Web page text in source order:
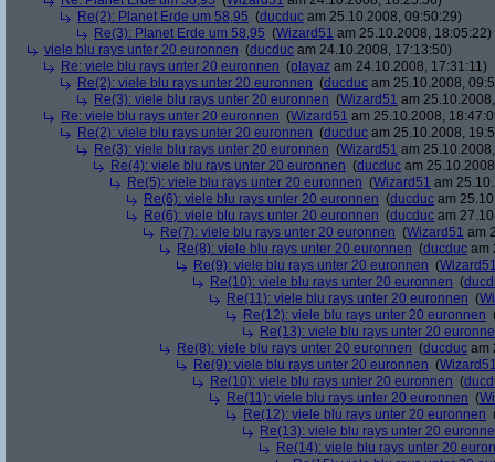
Re(2): Planet Erde um 58,95 (ducduc am 25.10.2008, 09:50:29)
Re(3): Planet Erde um 58,95 (Wizard51 am 25.10.2008, 18:05:22)
viele blu rays unter 20 euronnen (ducduc am 24.10.2008, 17:13:50)
Re: viele blu rays unter 20 euronnen (playaz am 24.10.2008, 17:31:11)
Re(2): viele blu rays unter 20 euronnen (ducduc am 25.10.2008,
Re(3): viele blu rays unter 20 euronnen (Wizard51 am
Re: viele blu rays unter 20 euronnen (Wizard51 am 25.10.2008,
Re(2): viele blu rays unter 20 euronnen (ducduc am 25.10.2008,
Re(3): viele blu rays unter 20 euronnen (Wizard51 am
Re(4): viele blu rays unter 20 euronnen (ducduc am
Re(5): viele blu rays unter 20 euronnen (Wizard51 am
Re(6): viele blu rays unter 20 euronnen (ducduc am
Re(6): viele blu rays unter 20 euronnen (ducduc am
Re(7): viele blu rays unter 20 euronnen (Wizard51 am
Re(8): viele blu rays unter 20 euronnen (ducduc am
Re(9): viele blu rays unter 20 euronnen (
Re(10): viele blu rays unter 20 euronnen (
Re(11): viele blu rays unter 20 euronnen (
Re(12): viele blu rays unter 20 euronnen
Re(13): viele blu rays unter 20
Re(8): viele blu rays unter 20 euronnen (ducduc am
Re(9): viele blu rays unter 20 euronnen (
Re(10): viele blu rays unter 20 euronnen (
Re(11): viele blu rays unter 20 euronnen (
Re(12): viele blu rays unter 20 euronnen
Re(13): viele blu rays unter 20
Re(14): viele blu rays unter 20